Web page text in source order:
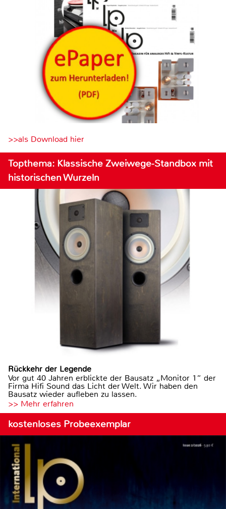
>>als Download hier
Topthema: Klassische Zweiwege-Standbox mit
historischen Wurzeln
Rückkehr der Legende
Vor gut 40 Jahren erblickte der Bausatz „Monitor 1“ der
Firma Hifi Sound das Licht der Welt. Wir haben den
Bausatz wieder aufleben zu lassen.
>> Mehr erfahren
kostenloses Probeexemplar